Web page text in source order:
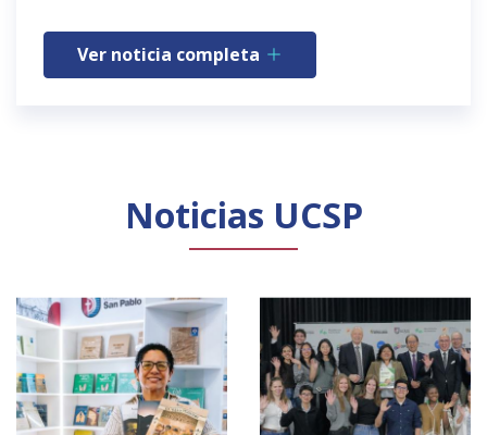
Ver noticia completa
Noticias UCSP